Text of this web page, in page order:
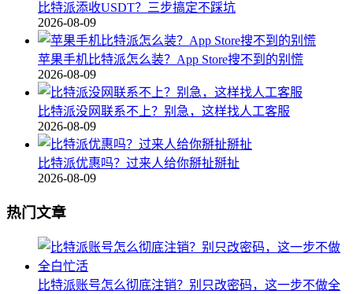
比特派添收USDT？三步搞定不踩坑
2026-08-09
苹果手机比特派怎么装？App Store搜不到的别慌
2026-08-09
比特派没网联系不上？别急，这样找人工客服
2026-08-09
比特派优惠吗？过来人给你掰扯掰扯
2026-08-09
热门文章
比特派账号怎么彻底注销？别只改密码，这一步不做全